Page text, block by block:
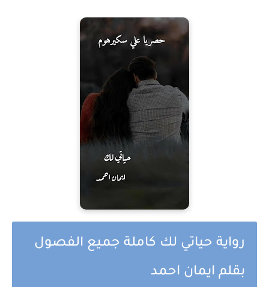
رواية حياتي لك كاملة جميع الفصول
بقلم ايمان احمد